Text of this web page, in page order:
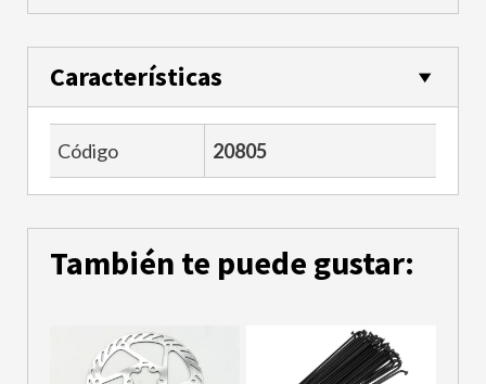
Características
Código 20805
También te puede gustar: